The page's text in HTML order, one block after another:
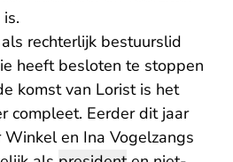
rechterlijk bestuurslid
heeft besloten te stoppen
komst van Lorist is het
compleet. Eerder dit jaar
en Ina Vogelzangs